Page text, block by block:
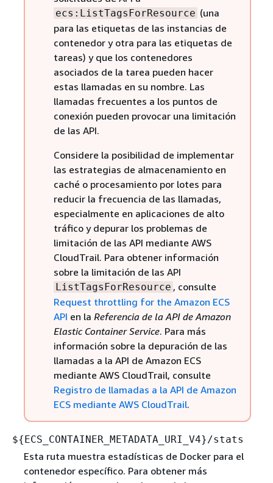
ecs:ListTagsForResource (una
para las etiquetas de las instancias de
contenedor y otra para las etiquetas de
tareas) y que los contenedores
asociados de la tarea pueden hacer
estas llamadas en su nombre. Las
llamadas frecuentes a los puntos de
conexión pueden provocar una limitación
de las API.
Considere la posibilidad de implementar
las estrategias de almacenamiento en
caché o procesamiento por lotes para
reducir la frecuencia de las llamadas,
especialmente en aplicaciones de alto
tráfico y depurar los problemas de
limitación de las API mediante AWS
CloudTrail. Para obtener información
sobre la limitación de las API
ListTagsForResource , consulte
Request throttling for the Amazon ECS
API en la Referencia de la API de Amazon
Elastic Container Service. Para más
información sobre la depuración de las
llamadas a la API de Amazon ECS
mediante AWS CloudTrail, consulte
Registro de llamadas a la API de Amazon
ECS mediante AWS CloudTrail.
${ECS_CONTAINER_METADATA_URI_V4}/stats
Esta ruta muestra estadísticas de Docker para el
contenedor específico. Para obtener más